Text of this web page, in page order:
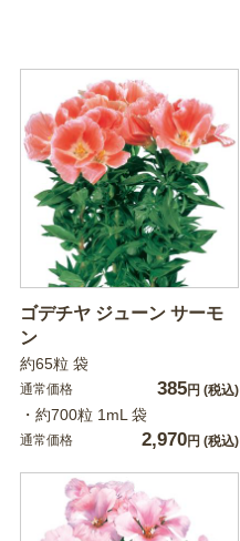
ゴデチヤ ジューン サーモ
ン
約65粒 袋
通常価格 385円 (税込)
・約700粒 1mL 袋
通常価格 2,970円 (税込)